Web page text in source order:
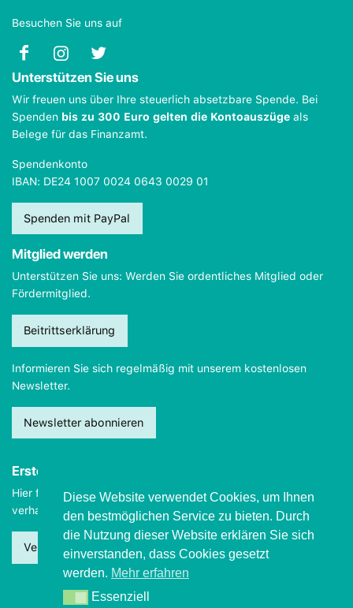
Besuchen Sie uns auf
Unterstützen Sie uns
Wir freuen uns über Ihre steuerlich absetzbare Spende. Bei
Spenden bis zu 300 Euro gelten die Kontoauszüge als
Belege für das Finanzamt.
Spendenkonto
IBAN: DE24 1007 0024 0643 0029 01
Spenden mit PayPal
Mitglied werden
Unterstützen Sie uns: Werden Sie ordentliches Mitglied oder
Fördermitglied.
Beitrittserklärung
Informieren Sie sich regelmäßig mit unserem kostenlosen
Newsletter.
Newsletter abonnieren
Erste Hilfe
Hier finden Sie wichtige Informationen, wie Sie sichim Notfall
verhalten sollten.
Verhalten beim Grand mal
Diese Website verwendet Cookies, um Ihnen
den bestmöglichen Service zu bieten. Durch
die Nutzung dieser Website erklären Sie sich
einverstanden, dass Cookies gesetzt
werden. Mehr erfahren
EssenziellEssenziell